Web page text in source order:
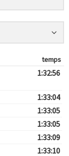
temps
1:32:56
1:33:04
1:33:05
1:33:05
1:33:09
1:33:10